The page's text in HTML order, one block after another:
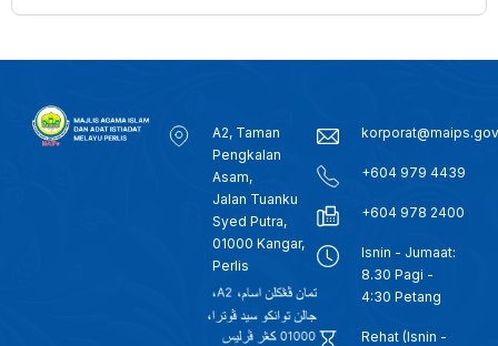
A2, Taman
Pengkalan
Asam,
Jalan Tuanku
Syed Putra,
01000 Kangar,
Perlis
+604 979 4439
+604 978 2400
Isnin - Jumaat:
8.30 Pagi -
4:30 Petang
Rehat (Isnin -